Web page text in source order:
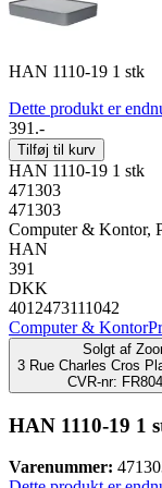
HAN 1110-19 1 stk
Dette produkt er
391.-
Tilføj til kurv
HAN 1110-19 1 stk
471303
471303
Computer & Kontor,
HAN
391
DKK
4012473111042
Computer & Kontor
Solgt af
3 Rue Charles Cros
CVR-nr:
HAN 1110-19 1
Varenummer: